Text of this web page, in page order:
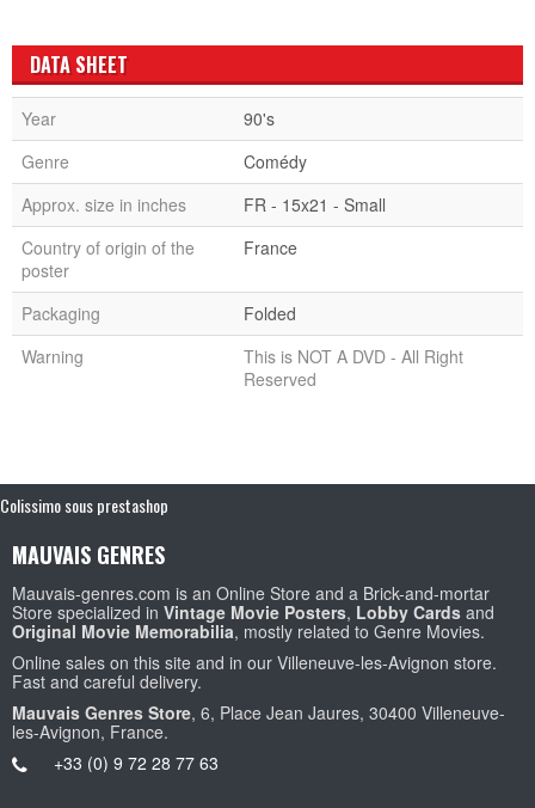
DATA SHEET
Year
90's
Genre
Comédy
Approx. size in inches
FR - 15x21 - Small
Country of origin of the
poster
France
Packaging
Folded
Warning
This is NOT A DVD - All Right
Reserved
Colissimo sous prestashop
MAUVAIS GENRES
Mauvais-genres.com is an Online Store and a Brick-and-mortar
Store specialized in Vintage Movie Posters, Lobby Cards and
Original Movie Memorabilia, mostly related to Genre Movies.
Online sales on this site and in our Villeneuve-les-Avignon store.
Fast and careful delivery.
Mauvais Genres Store, 6, Place Jean Jaures, 30400 Villeneuve-
les-Avignon, France.
+33 (0) 9 72 28 77 63